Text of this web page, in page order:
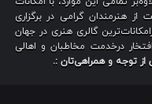
هنرمندان گرامی در برگزاری
گالری هنری در جهان
درخدمت مخاطبان و اهالی
توجه و همراهی‌تان :.